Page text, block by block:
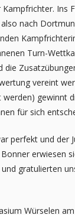
Ins
nach
Turn-
die
vereint
gewinnt
für sich
perfekt und der
erwiesen
gratulierten
Würselen